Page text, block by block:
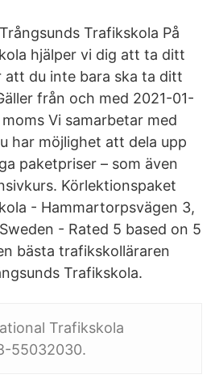
Trafikskola På
hjälper vi dig att ta ditt
du inte bara ska ta ditt
från och med 2021-01-
Vi samarbetar med
har möjlighet att dela upp
paketpriser – som även
Körlektionspaket
- Hammartorpsvägen 3,
- Rated 5 based on 5
bästa trafikskolläraren
Trafikskola.
Trafikskola
55032030.